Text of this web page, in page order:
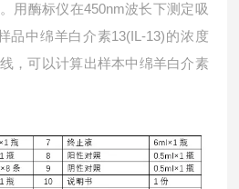
用酶标仪在450nm波长下测定吸
品中绵羊白介素13(IL-13)的浓度
，可以计算出样本中绵羊白介素